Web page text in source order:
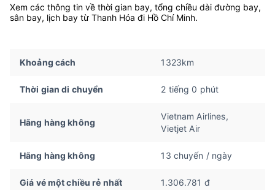
Xem các thông tin về thời gian bay, tổng chiều dài đường bay,
sân bay, lịch bay từ Thanh Hóa đi Hồ Chí Minh.
Khoảng cách 1323km
Thời gian di chuyển 2 tiếng 0 phút
Hãng hàng không
Vietnam Airlines,
Vietjet Air
Hãng hàng không 13 chuyến / ngày
Giá vé một chiều rẻ nhất 1.306.781 đ